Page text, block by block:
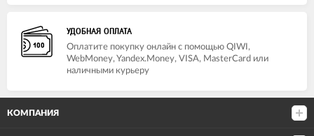
УДОБНАЯ ОПЛАТА
Оплатите покупку онлайн с помощью QIWI,
WebMoney, Yandex.Money, VISA, MasterCard или
наличными курьеру
КОМПАНИЯ